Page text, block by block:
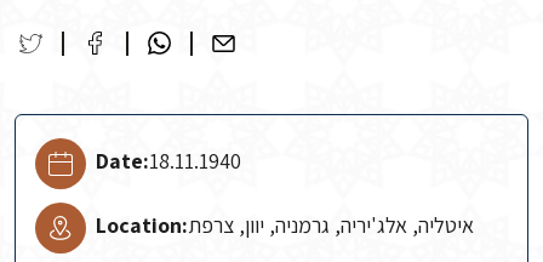
Date:18.11.1940
Location:איטליה, אלג'יריה, גרמניה, יוון, צרפת